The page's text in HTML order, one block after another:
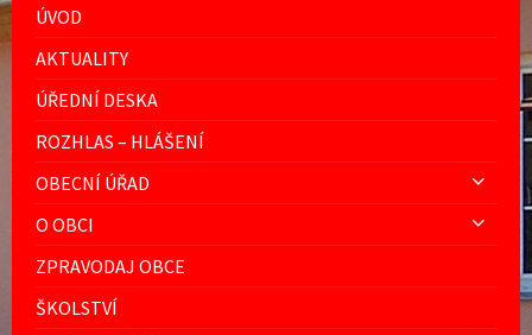
ÚVOD
AKTUALITY
ÚŘEDNÍ DESKA
ROZHLAS – HLÁŠENÍ
OBECNÍ ÚŘAD
O OBCI
ZPRAVODAJ OBCE
ŠKOLSTVÍ